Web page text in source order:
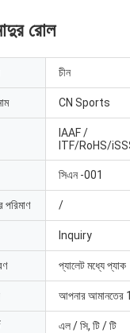
রোল
চীন
CN Sports
IAAF /
ITF/RoHS/
সিএন -001
পরিমাণ /
Inquiry
প্যালেট মধ্যে প্যাক
আপনার আমানতের
এল / সি, টি / টি